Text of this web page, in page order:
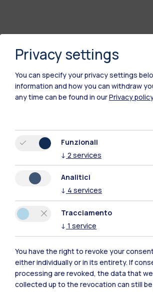
Polimi Community
Tutti i siti dell’ecosistema
Residenze Frontiere
Privacy settings
You can specify your privacy settings
information and how you can withdraw
any time can be found in ourPrivacy policy
Funzionali
↓ 2 services
Analitici
↓ 4 services
Tracciamento
↓ 1 service
You have the right to revoke your
either individually or in its entirety. If
processing are revoked, the data that
collected up to the revocation can still